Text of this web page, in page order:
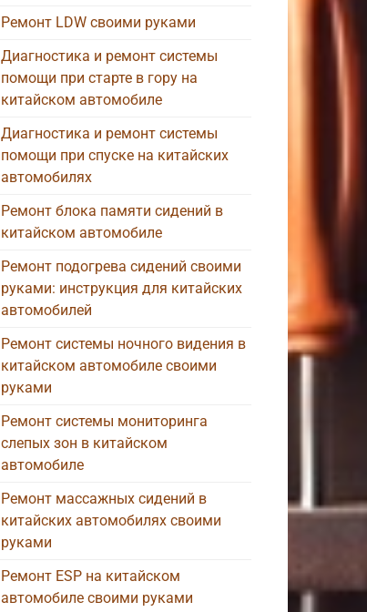
Ремонт LDW своими руками
Диагностика и ремонт системы
помощи при старте в гору на
китайском автомобиле
Диагностика и ремонт системы
помощи при спуске на китайских
автомобилях
Ремонт блока памяти сидений в
китайском автомобиле
Ремонт подогрева сидений своими
руками: инструкция для китайских
автомобилей
Ремонт системы ночного видения в
китайском автомобиле своими
руками
Ремонт системы мониторинга
слепых зон в китайском
автомобиле
Ремонт массажных сидений в
китайских автомобилях своими
руками
Ремонт ESP на китайском
автомобиле своими руками